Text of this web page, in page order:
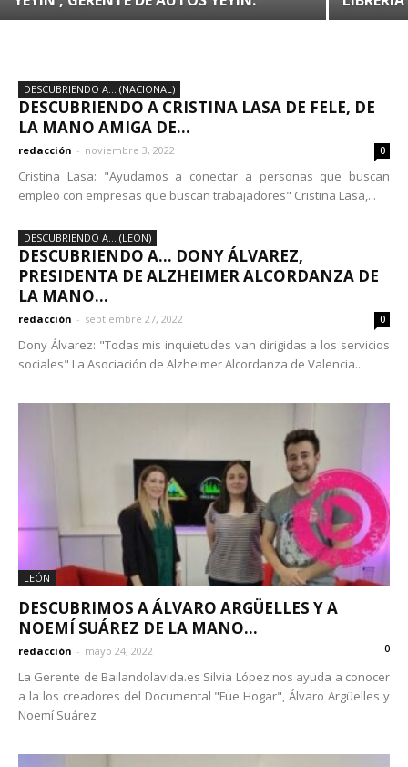
DESCUBRIENDO A... (NACIONAL)
DESCUBRIENDO A CRISTINA LASA DE FELE, DE
LA MANO AMIGA DE...
redacción - noviembre 3, 2022 0
Cristina Lasa: "Ayudamos a conectar a personas que buscan
empleo con empresas que buscan trabajadores" Cristina Lasa,...
DESCUBRIENDO A... (LEÓN)
DESCUBRIENDO A… DONY ÁLVAREZ,
PRESIDENTA DE ALZHEIMER ALCORDANZA DE
LA MANO...
redacción - septiembre 27, 2022 0
Dony Álvarez: "Todas mis inquietudes van dirigidas a los servicios
sociales" La Asociación de Alzheimer Alcordanza de Valencia...
LEÓN
DESCUBRIMOS A ÁLVARO ARGÜELLES Y A
NOEMÍ SUÁREZ DE LA MANO...
redacción - mayo 24, 2022 0
La Gerente de Bailandolavida.es Silvia López nos ayuda a conocer
a la los creadores del Documental "Fue Hogar", Álvaro Argüelles y
Noemí Suárez